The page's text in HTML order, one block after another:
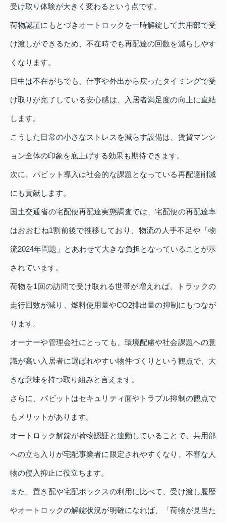
受け取り体験が大きく変わるという点です。
荷物認証にもとづきオートロックを一時解錠して共用部で受
け渡しができるため、不在時でも再配達の回数を減らしやす
くなります。
日中は不在がちでも、仕事や外出から戻ったタイミングで受
け取りが完了している安心感は、入居者満足度の向上に直結
します。
こうした日常の小さなストレスを減らす設備は、賃貸マンシ
ョン全体の印象を底上げする効果も期待できます。
次に、パビット導入は社会的な課題となっている再配達削減
にも貢献します。
国土交通省の宅配便再配達実態調査では、宅配便の再配達率
はおおむね1割前後で推移しており、物流の人手不足や「物
流2024年問題」とあわせて大きな負担となっていることが示
されています。
荷物を1回の訪問で受け取れる世帯が増えれば、トラックの
走行回数が減り、燃料使用量やCO2排出量の抑制にもつなが
ります。
オーナーや管理会社にとっても、環境配慮や社会課題への意
識が高い入居者に選ばれやすい物件づくりという観点で、大
きな意味を持つ取り組みと言えます。
さらに、パビットはセキュリティ面やトラブル抑制の観点で
もメリットがあります。
オートロック解錠が荷物認証と連動していることで、共用部
への立ち入りが宅配事業者に限定されやすくなり、不審な人
物の侵入抑止に役立ちます。
また、置き配や宅配ボックスの利用に比べて、受け渡し履歴
やオートロックの解錠状況が明確になれば、「荷物が見当た